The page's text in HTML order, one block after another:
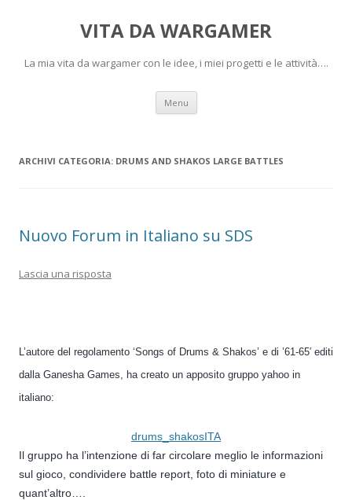
VITA DA WARGAMER
La mia vita da wargamer con le idee, i miei progetti e le attività….
Menu Vai
contenuto
ARCHIVI CATEGORIA: DRUMS AND SHAKOS LARGE BATTLES
Nuovo Forum in Italiano su SDS
Lascia una risposta
L’autore del regolamento ‘Songs of Drums & Shakos’ e di ’61-65′ editi
dalla Ganesha Games, ha creato un apposito gruppo yahoo in
italiano:
drums_shakosITA
Il gruppo ha l’intenzione di far circolare meglio le informazioni
sul gioco, condividere battle report, foto di miniature e
quant’altro….